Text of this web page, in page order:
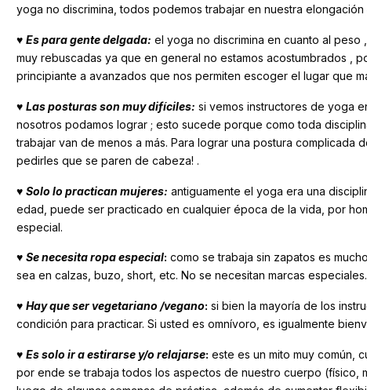
yoga no discrimina, todos podemos trabajar en nuestra
♥ Es para gente delgada: el yoga no discrimina en cuanto al
muy rebuscadas ya que en general no estamos acostumbrados ,
principiante a avanzados que nos permiten escoger el lugar que
♥ Las posturas son muy difíciles: si vemos instructores de yoga
nosotros podamos lograr ; esto sucede porque como toda
trabajar van de menos a más. Para lograr una postura
pedirles que se paren de cabeza! .
♥ Solo lo practican mujeres: antiguamente el yoga era una
edad, puede ser practicado en cualquier época de la vida, por
especial.
♥ Se necesita ropa especial: como se trabaja sin zapatos es
sea en calzas, buzo, short, etc. No se necesitan marcas
♥ Hay que ser vegetariano /vegano: si bien la mayoría de los
condición para practicar. Si usted es omnívoro, es igualmente
♥ Es solo ir a estirarse y/o relajarse: este es un mito muy común,
por ende se trabaja todos los aspectos de nuestro cuerpo (físico,